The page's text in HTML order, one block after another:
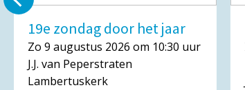
19e zondag door het jaar
Zo 9 augustus 2026 om 10:30 uur
J.J. van Peperstraten
Lambertuskerk